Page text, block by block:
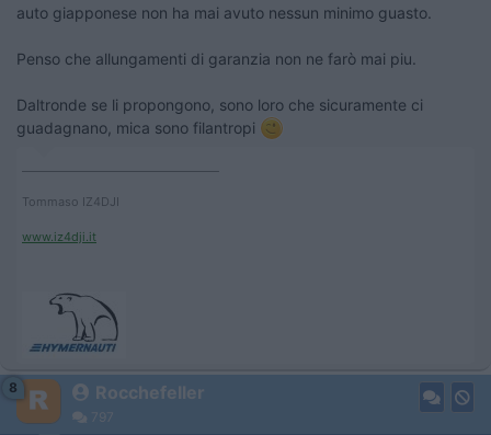
auto giapponese non ha mai avuto nessun minimo guasto.
Penso che allungamenti di garanzia non ne farò mai piu.
Daltronde se li propongono, sono loro che sicuramente ci
guadagnano, mica sono filantropi
Tommaso IZ4DJI
www.iz4dji.it
8 Rocchefeller
797